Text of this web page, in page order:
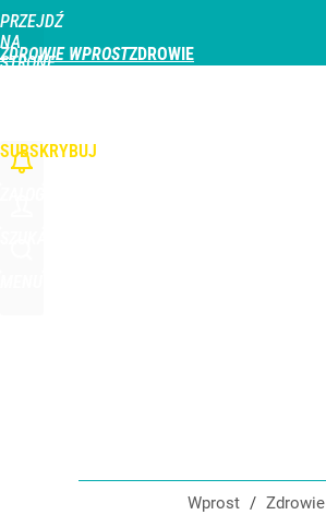
PRZEJDŹ
NA
STRONĘ
ZDROWIE WPROST
SUBSKRYBUJ
Wprost / Zdrowie